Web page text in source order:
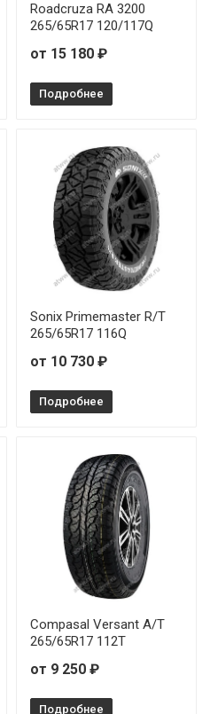
Roadcruza RA 3200
265/65R17 120/117Q
от 15 180 ₽
Подробнее
Sonix Primemaster R/T
265/65R17 116Q
от 10 730 ₽
Подробнее
Compasal Versant A/T
265/65R17 112T
от 9 250 ₽
Подробнее